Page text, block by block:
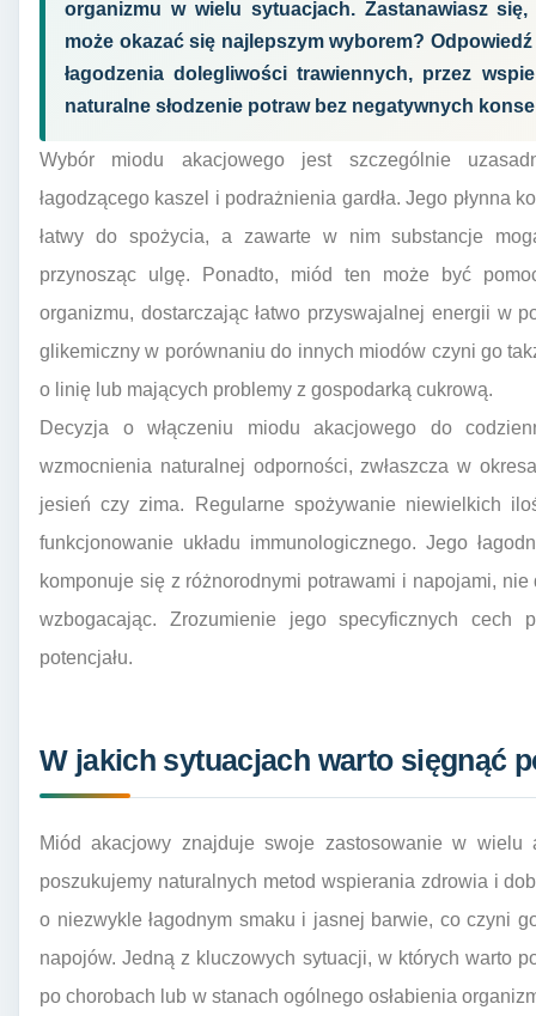
organizmu w wielu sytuacjach. Zastanawiasz
może okazać się najlepszym wyborem?
łagodzenia dolegliwości trawiennych, przez
naturalne słodzenie potraw bez negatywnych
Wybór miodu akacjowego jest szczególnie
łagodzącego kaszel i podrażnienia gardła. Jego płynna
łatwy do spożycia, a zawarte w nim substancje
przynosząc ulgę. Ponadto, miód ten może być
organizmu, dostarczając łatwo przyswajalnej energii w
glikemiczny w porównaniu do innych miodów czyni go
o linię lub mających problemy z gospodarką cukrową.
Decyzja o włączeniu miodu akacjowego do
wzmocnienia naturalnej odporności, zwłaszcza w
jesień czy zima. Regularne spożywanie niewielkich
funkcjonowanie układu immunologicznego. Jego
komponuje się z różnorodnymi potrawami i napojami,
wzbogacając. Zrozumienie jego specyficznych cech
potencjału.
W jakich sytuacjach warto sięgnąć
Miód akacjowy znajduje swoje zastosowanie w wielu
poszukujemy naturalnych metod wspierania zdrowia i
o niezwykle łagodnym smaku i jasnej barwie, co czyni
napojów. Jedną z kluczowych sytuacji, w których warto
po chorobach lub w stanach ogólnego osłabienia